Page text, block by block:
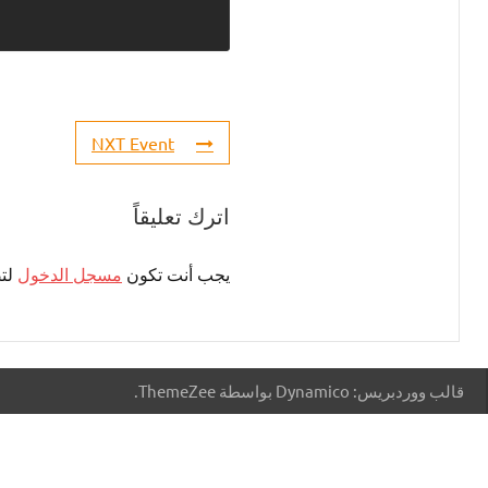
NXT Event
اترك تعليقاً
يجب أنت تكون مسجل الدخول
قالب ووردبريس: Dynamico بواسطة ThemeZee.